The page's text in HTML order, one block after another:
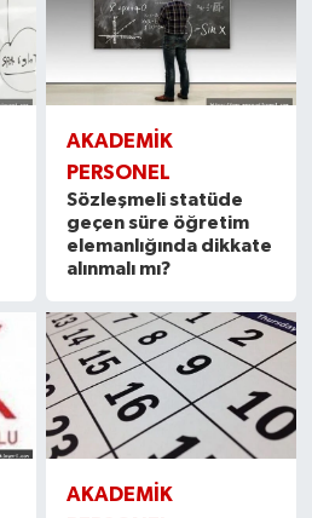
AKADEMİK
PERSONEL
Sözleşmeli statüde
geçen süre öğretim
elemanlığında dikkate
alınmalı mı?
AKADEMİK